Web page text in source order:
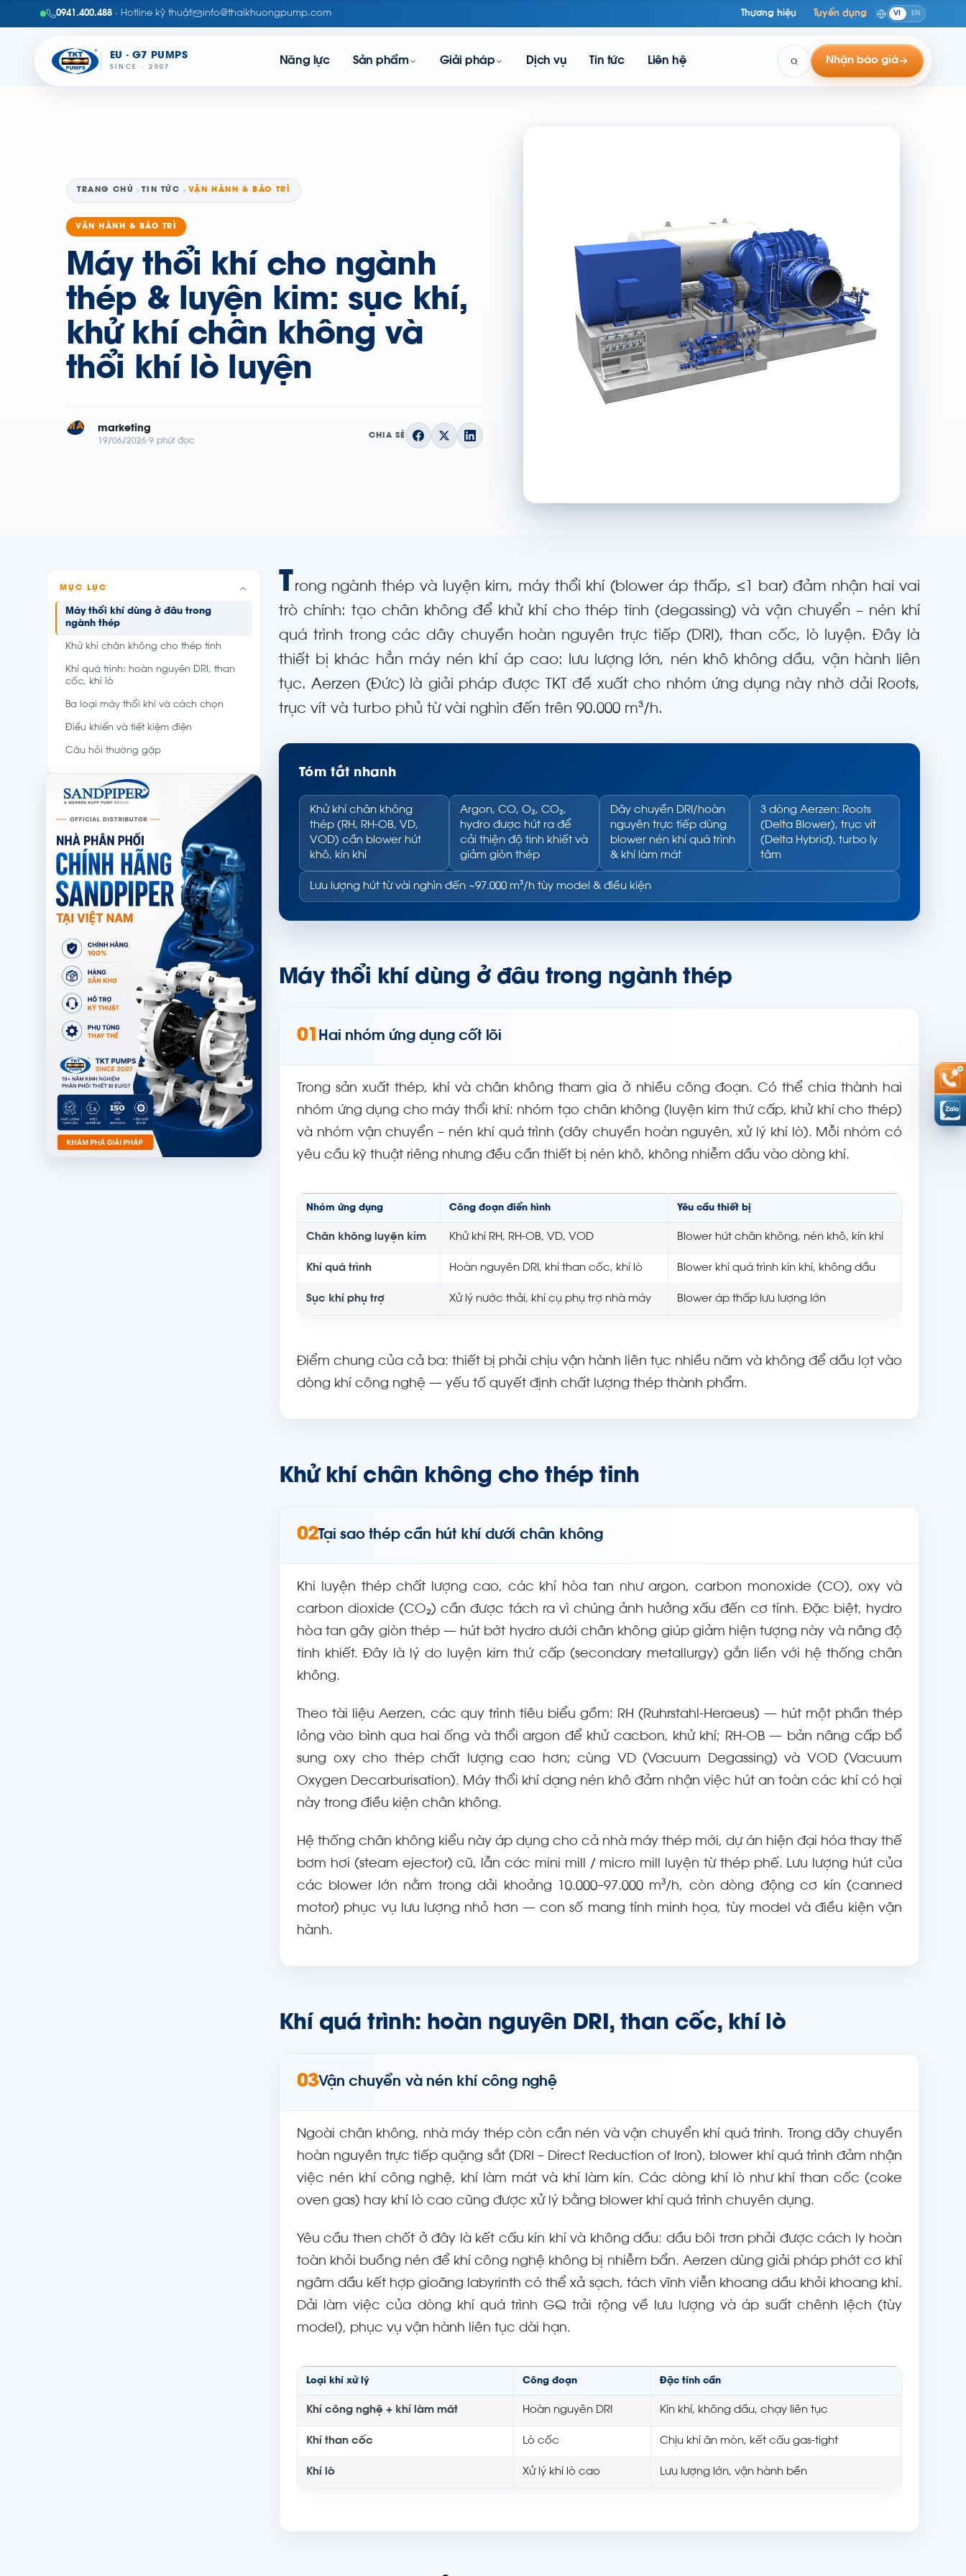
0941.400.488 · Hotline kỹ thuật info@thaikhuongpump.com Thương hiệu Tuyển dụng VI EN
EU · G7 PUMPS
SINCE · 2007
Năng lực Sản phẩm Giải pháp Dịch vụ Tin tức Liên hệ Nhận báo giá
TRANG CHỦ TIN TỨC VẬN HÀNH & BẢO TRÌ
VẬN HÀNH & BẢO TRÌ
Máy thổi khí cho ngành
thép & luyện kim: sục khí,
khử khí chân không và
thổi khí lò luyện
MA marketing
19/06/2026 9 phút đọc
CHIA SẺ
MỤC LỤC
Máy thổi khí dùng ở đâu trong
ngành thép
Khử khí chân không cho thép tinh
Khí quá trình: hoàn nguyên DRI, than
cốc, khí lò
Ba loại máy thổi khí và cách chọn
Điều khiển và tiết kiệm điện
Câu hỏi thường gặp
Trong ngành thép và luyện kim, máy thổi khí (blower áp thấp, ≤1 bar) đảm nhận hai vai
trò chính: tạo chân không để khử khí cho thép tinh (degassing) và vận chuyển – nén khí
quá trình trong các dây chuyền hoàn nguyên trực tiếp (DRI), than cốc, lò luyện. Đây là
thiết bị khác hẳn máy nén khí áp cao: lưu lượng lớn, nén khô không dầu, vận hành liên
tục. Aerzen (Đức) là giải pháp được TKT đề xuất cho nhóm ứng dụng này nhờ dải Roots,
trục vít và turbo phủ từ vài nghìn đến trên 90.000 m³/h.
Tóm tắt nhanh
Khử khí chân không
thép (RH, RH-OB, VD,
VOD) cần blower hút
khô, kín khí
Argon, CO, O₂, CO₂,
hydro được hút ra để
cải thiện độ tinh khiết và
giảm giòn thép
Dây chuyền DRI/hoàn
nguyên trực tiếp dùng
blower nén khí quá trình
& khí làm mát
3 dòng Aerzen: Roots
(Delta Blower), trục vít
(Delta Hybrid), turbo ly
tâm
Lưu lượng hút từ vài nghìn đến ~97.000 m³/h tùy model & điều kiện
Máy thổi khí dùng ở đâu trong ngành thép
01 Hai nhóm ứng dụng cốt lõi
Trong sản xuất thép, khí và chân không tham gia ở nhiều công đoạn. Có thể chia thành hai
nhóm ứng dụng cho máy thổi khí: nhóm tạo chân không (luyện kim thứ cấp, khử khí cho thép)
và nhóm vận chuyển – nén khí quá trình (dây chuyền hoàn nguyên, xử lý khí lò). Mỗi nhóm có
yêu cầu kỹ thuật riêng nhưng đều cần thiết bị nén khô, không nhiễm dầu vào dòng khí.
Nhóm ứng dụng Công đoạn điển hình Yêu cầu thiết bị
Chân không luyện kim Khử khí RH, RH-OB, VD, VOD Blower hút chân không, nén khô, kín khí
Khí quá trình Hoàn nguyên DRI, khí than cốc, khí lò Blower khí quá trình kín khí, không dầu
Sục khí phụ trợ Xử lý nước thải, khí cụ phụ trợ nhà máy Blower áp thấp lưu lượng lớn
Điểm chung của cả ba: thiết bị phải chịu vận hành liên tục nhiều năm và không để dầu lọt vào
dòng khí công nghệ — yếu tố quyết định chất lượng thép thành phẩm.
Khử khí chân không cho thép tinh
02Tại sao thép cần hút khí dưới chân không
Khi luyện thép chất lượng cao, các khí hòa tan như argon, carbon monoxide (CO), oxy và
carbon dioxide (CO₂) cần được tách ra vì chúng ảnh hưởng xấu đến cơ tính. Đặc biệt, hydro
hòa tan gây giòn thép — hút bớt hydro dưới chân không giúp giảm hiện tượng này và nâng độ
tinh khiết. Đây là lý do luyện kim thứ cấp (secondary metallurgy) gắn liền với hệ thống chân
không.
Theo tài liệu Aerzen, các quy trình tiêu biểu gồm: RH (Ruhrstahl-Heraeus) — hút một phần thép
lỏng vào bình qua hai ống và thổi argon để khử cacbon, khử khí; RH-OB — bản nâng cấp bổ
sung oxy cho thép chất lượng cao hơn; cùng VD (Vacuum Degassing) và VOD (Vacuum
Oxygen Decarburisation). Máy thổi khí dạng nén khô đảm nhận việc hút an toàn các khí có hại
này trong điều kiện chân không.
Hệ thống chân không kiểu này áp dụng cho cả nhà máy thép mới, dự án hiện đại hóa thay thế
bơm hơi (steam ejector) cũ, lẫn các mini mill / micro mill luyện từ thép phế. Lưu lượng hút của
các blower lớn nằm trong dải khoảng 10.000–97.000 m³/h, còn dòng động cơ kín (canned
motor) phục vụ lưu lượng nhỏ hơn — con số mang tính minh họa, tùy model và điều kiện vận
hành.
Khí quá trình: hoàn nguyên DRI, than cốc, khí lò
03Vận chuyển và nén khí công nghệ
Ngoài chân không, nhà máy thép còn cần nén và vận chuyển khí quá trình. Trong dây chuyền
hoàn nguyên trực tiếp quặng sắt (DRI – Direct Reduction of Iron), blower khí quá trình đảm nhận
việc nén khí công nghệ, khí làm mát và khí làm kín. Các dòng khí lò như khí than cốc (coke
oven gas) hay khí lò cao cũng được xử lý bằng blower khí quá trình chuyên dụng.
Yêu cầu then chốt ở đây là kết cấu kín khí và không dầu: dầu bôi trơn phải được cách ly hoàn
toàn khỏi buồng nén để khí công nghệ không bị nhiễm bẩn. Aerzen dùng giải pháp phớt cơ khí
ngâm dầu kết hợp gioăng labyrinth có thể xả sạch, tách vĩnh viễn khoang dầu khỏi khoang khí.
Dải làm việc của dòng khí quá trình GQ trải rộng về lưu lượng và áp suất chênh lệch (tùy
model), phục vụ vận hành liên tục dài hạn.
Loại khí xử lý Công đoạn Đặc tính cần
Khí công nghệ + khí làm mát Hoàn nguyên DRI Kín khí, không dầu, chạy liên tục
Khí than cốc Lò cốc Chịu khí ăn mòn, kết cấu gas-tight
Khí lò Xử lý khí lò cao Lưu lượng lớn, vận hành bền